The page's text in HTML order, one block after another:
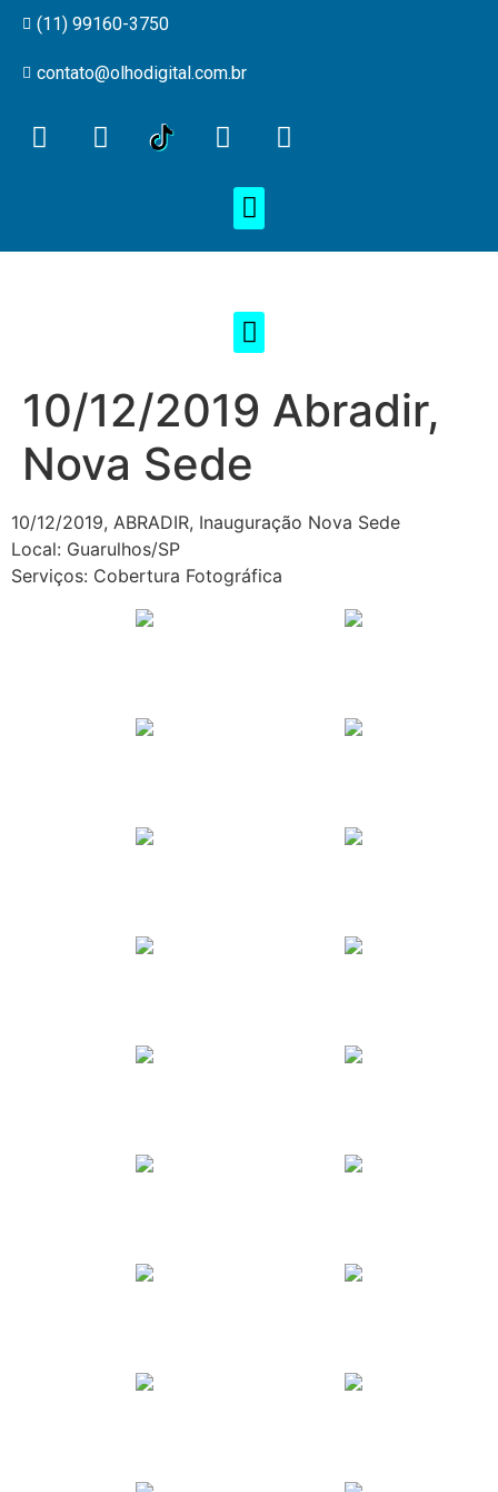
(11) 99160-3750
contato@olhodigital.com.br
10/12/2019 Abradir,
Nova Sede
10/12/2019, ABRADIR, Inauguração Nova Sede
Local: Guarulhos/SP
Serviços: Cobertura Fotográfica